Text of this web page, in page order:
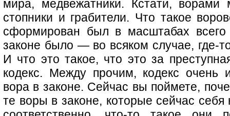
мира, медвежатники. Кстати,
стопники и грабители. Что такое
сформирован был в масштабах
законе было — во всяком случае, где-
И что это такое, что это за
кодекс. Между прочим, кодекс очень
вора в законе. Сейчас вы поймете,
те воры в законе, которые сейчас